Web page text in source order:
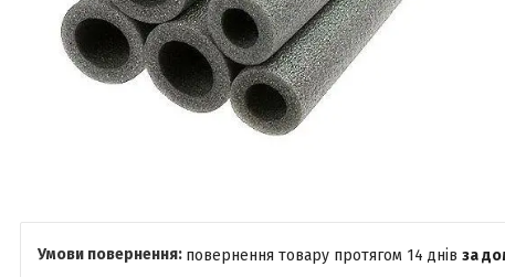
повернення товару протягом 14 днів за